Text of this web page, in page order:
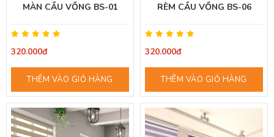
MÀN CẦU VỒNG BS-01
320.000đ
THÊM VÀO GIỎ HÀNG
RÈM CẦU VỒNG BS-06
320.000đ
THÊM VÀO GIỎ HÀNG